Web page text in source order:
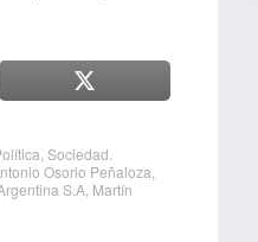
Sociedad
Osorio Peñaloza
S.A, Martín